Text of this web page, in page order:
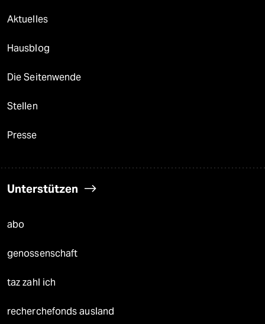
Aktuelles
Hausblog
Die Seitenwende
Stellen
Presse
Unterstützen
abo
genossenschaft
taz zahl ich
recherchefonds ausland